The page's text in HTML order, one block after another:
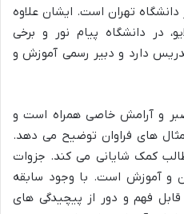
تهران است. ایشان علاوه
در دانشگاه پیام نور و برخی
دارد و دبیر رسمی آموزش و
و آرامش خاصی همراه است و
های فراوان توضیح می دهد.
کمک شایانی می کند. جزوات
و آموزش است. با وجود سابقه
فهم و دور از پیچیدگی های